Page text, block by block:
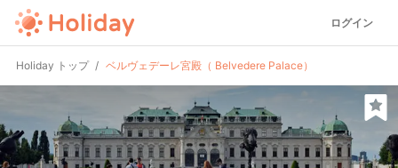
ログイン
Holiday トップ ベルヴェデーレ宮殿（ Belvedere Palace）